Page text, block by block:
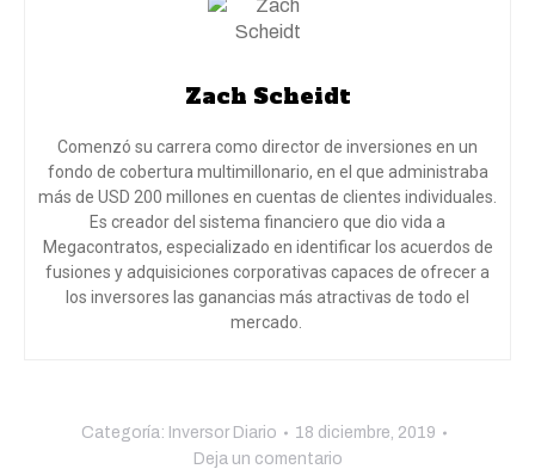
Zach Scheidt
Comenzó su carrera como director de inversiones en un
fondo de cobertura multimillonario, en el que administraba
más de USD 200 millones en cuentas de clientes individuales.
Es creador del sistema financiero que dio vida a
Megacontratos, especializado en identificar los acuerdos de
fusiones y adquisiciones corporativas capaces de ofrecer a
los inversores las ganancias más atractivas de todo el
mercado.
Categoría: Inversor Diario
18 diciembre, 2019
Deja un comentario